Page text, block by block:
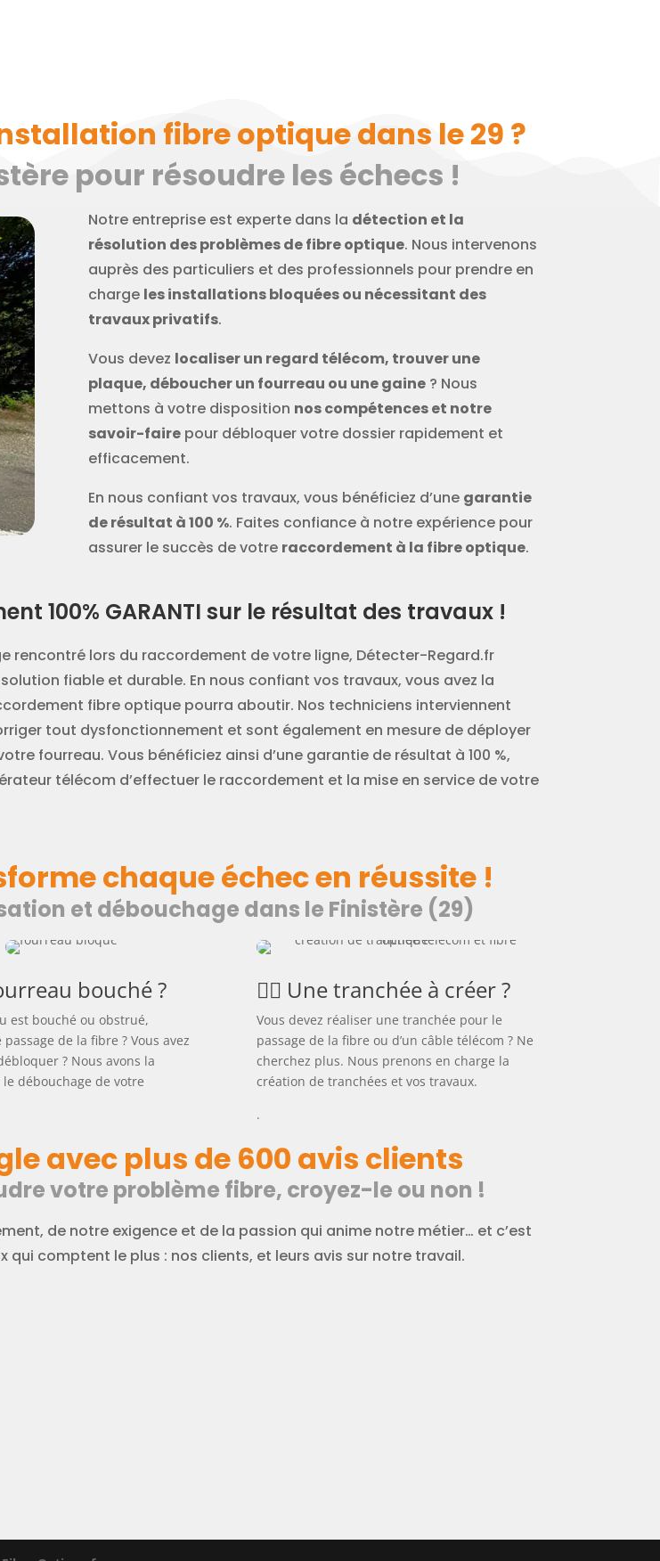
fibre optique dans le 29 ?
pour résoudre les échecs !
Notre entreprise est experte dans la détection et la
résolution des problèmes de fibre optique. Nous intervenons
auprès des particuliers et des professionnels pour prendre en
charge les installations bloquées ou nécessitant des
travaux privatifs.
Vous devez localiser un regard télécom, trouver une
plaque, déboucher un fourreau ou une gaine? Nous
mettons à votre disposition nos compétences et notre
savoir-fairepour débloquer votre dossier rapidement et
efficacement.
En nous confiant vos travaux, vous bénéficiez d’une garantie
de résultat à 100 %. Faites confiance à notre expérience pour
assurer le succès de votre raccordement à la fibre optique.
100% GARANTI sur le résultat des travaux !
rencontré lors du raccordement de votre ligne, Détecter-Regard.fr
fiable et durable. En nous confiant vos travaux, vous avez la
fibre optique pourra aboutir. Nos techniciens interviennent
tout dysfonctionnement et sont également en mesure de déployer
fourreau. Vous bénéficiez ainsi d’une garantie de résultat à 100 %,
télécom d’effectuer le raccordement et la mise en service de votre
chaque échec en réussite !
et débouchage dans le Finistère (29)
bouché ?
est bouché ou obstrué,
de la fibre ? Vous avez
? Nous avons la
débouchage de votre
👷‍♂️ Une tranchée à créer ?
Vous devez réaliser une tranchée pour le
passage de la fibre ou d’un câble télécom ? Ne
cherchez plus. Nous prenons en charge la
création de tranchées et vos travaux.
.
avec plus de 600 avis clients
votre problème fibre, croyez-le ou non !
de notre exigence et de la passion qui anime notre métier… et c’est
qui comptent le plus : nos clients, et leurs avis sur notre travail.